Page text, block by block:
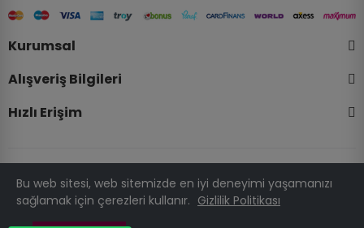
Kurumsal
Alışveriş Bilgileri
Hızlı Erişim
© 2025 Telif Hakkı Kalipatolyesi.com . Tüm Hakları Saklıdır.
Bu web sitesi, web sitemizde en iyi deneyimi yaşamanızı
sağlamak için çerezleri kullanır. Gizlilik Politikası